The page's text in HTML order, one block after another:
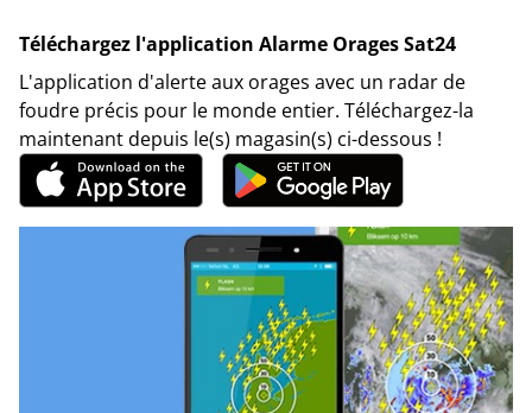
Téléchargez l'application Alarme Orages Sat24
L'application d'alerte aux orages avec un radar de
foudre précis pour le monde entier. Téléchargez-la
maintenant depuis le(s) magasin(s) ci-dessous !